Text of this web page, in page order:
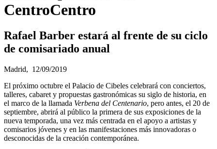
CentroCentro
Rafael Barber estará al frente de su ciclo
de comisariado anual
Madrid, 12/09/2019
El próximo octubre el Palacio de Cibeles celebrará con conciertos,
talleres, cabaret y propuestas gastronómicas su siglo de historia, en
el marco de la llamada Verbena del Centenario, pero antes, el 20 de
septiembre, abrirá al público la primera de sus exposiciones de la
nueva temporada, una vez más centrada en el apoyo a artistas y
comisarios jóvenes y en las manifestaciones más innovadoras o
desconocidas de la creación contemporánea.